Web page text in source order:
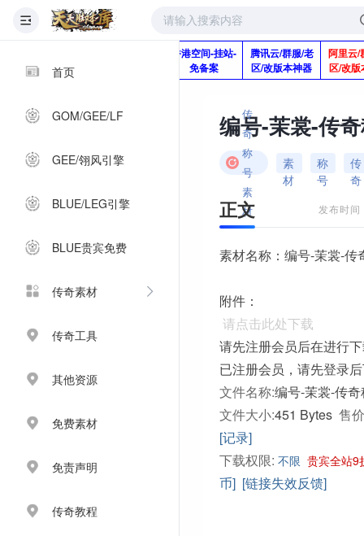
首页
GOM/GEE/LF
GEE/翎风引擎
BLUE/LEG引擎
BLUE贵宾免费
传奇素材
传奇工具
其他资源
免费素材
免责声明
传奇教程
Q920992345
香港空间-挂站-
免备案
腾讯云/群服/老
区/改版本神器
阿里云/
区/改版
编号-茉裳-传
传
奇
称
号
素
材
素
材
称
号
传
奇
正文 发布时
素材名称：编号-茉裳-传
附件：
请点击此处下载
请先注册会员后在进行
已注册会员，请先登录
文件名称:编号-茉裳-传
文件大小:451 Bytes 售
[记录]
下载权限: 不限 贵宾全站9
币] [链接失效反馈]